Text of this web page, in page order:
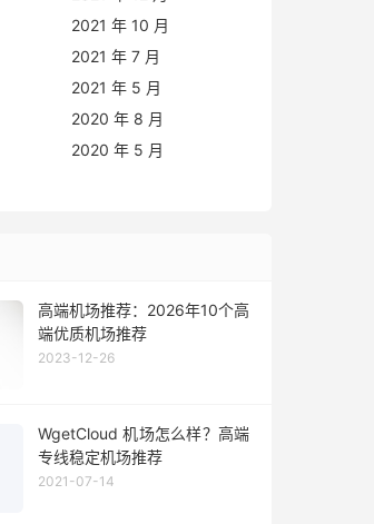
2021 年 10 月
2021 年 7 月
2021 年 5 月
2020 年 8 月
2020 年 5 月
高端机场推荐：2026年10个高
端优质机场推荐
2023-12-26
WgetCloud 机场怎么样？高端
专线稳定机场推荐
2021-07-14